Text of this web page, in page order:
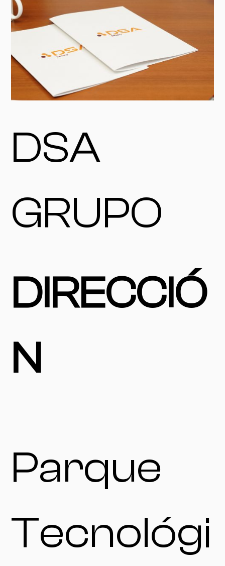
DSA
GRUPO
DIRECCIÓ
N
Parque
Tecnológi